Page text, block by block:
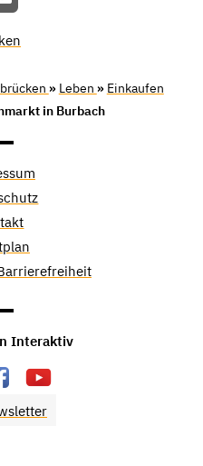
» Leben » Einkaufen
in Burbach
Interaktiv